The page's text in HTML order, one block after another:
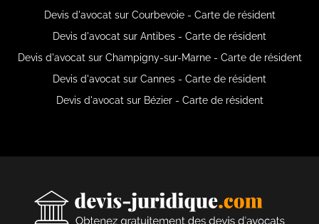
Devis d'avocat sur Courbevoie - Carte de résident
Devis d'avocat sur Antibes - Carte de résident
Devis d'avocat sur Champigny-sur-Marne - Carte de résident
Devis d'avocat sur Cannes - Carte de résident
Devis d'avocat sur Bézier - Carte de résident